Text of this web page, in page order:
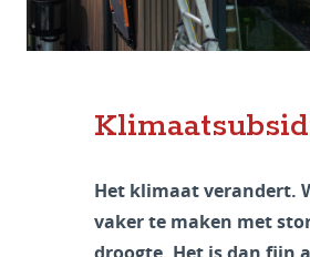
Het klimaat verandert.
vaker te maken met